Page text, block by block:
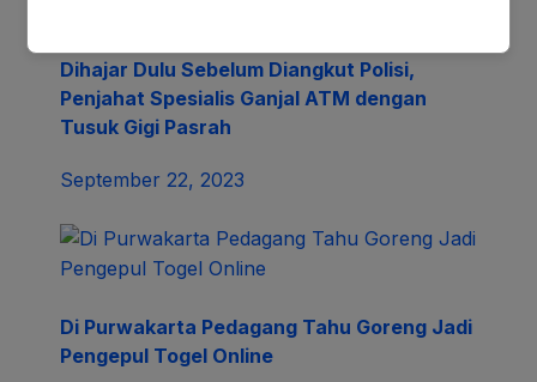
Dihajar Dulu Sebelum Diangkut Polisi,
Penjahat Spesialis Ganjal ATM dengan
Tusuk Gigi Pasrah
September 22, 2023
Di Purwakarta Pedagang Tahu Goreng Jadi
Pengepul Togel Online